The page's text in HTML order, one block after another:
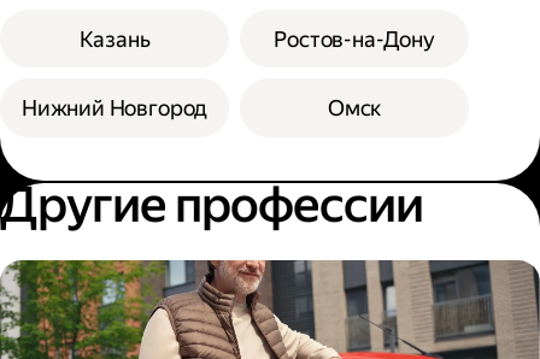
Казань
Нижний Новгород
Ростов-на-Дону
Омск
Другие профессии